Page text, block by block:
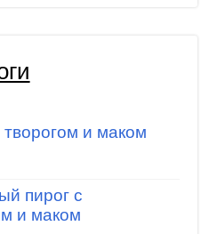
творогом и маком
пирог с
и маком